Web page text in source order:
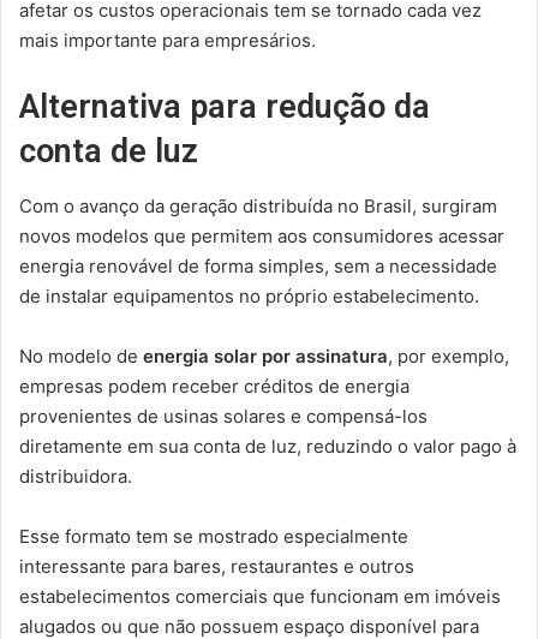
afetar os custos operacionais tem se tornado cada vez
mais importante para empresários.
Alternativa para redução da
conta de luz
Com o avanço da geração distribuída no Brasil, surgiram
novos modelos que permitem aos consumidores acessar
energia renovável de forma simples, sem a necessidade
de instalar equipamentos no próprio estabelecimento.
No modelo de energia solar por assinatura, por exemplo,
empresas podem receber créditos de energia
provenientes de usinas solares e compensá-los
diretamente em sua conta de luz, reduzindo o valor pago à
distribuidora.
Esse formato tem se mostrado especialmente
interessante para bares, restaurantes e outros
estabelecimentos comerciais que funcionam em imóveis
alugados ou que não possuem espaço disponível para